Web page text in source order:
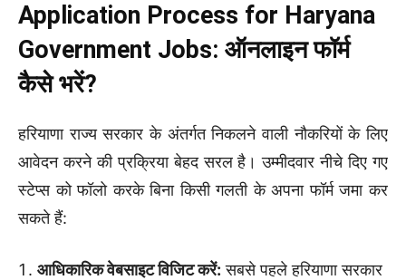
Application Process for Haryana
Government Jobs: ऑनलाइन फॉर्म
कैसे भरें?
हरियाणा राज्य सरकार के अंतर्गत निकलने वाली नौकरियों के लिए
आवेदन करने की प्रक्रिया बेहद सरल है। उम्मीदवार नीचे दिए गए
स्टेप्स को फॉलो करके बिना किसी गलती के अपना फॉर्म जमा कर
सकते हैं:
आधिकारिक वेबसाइट विजिट करें: सबसे पहले हरियाणा सरकार